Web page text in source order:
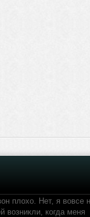
плохо. Нет, я вовсе
возникли, когда меня